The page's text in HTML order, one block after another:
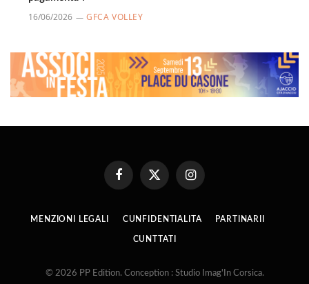
16/06/2026 GFCA VOLLEY
FacebookX
Instagram
MENZIONI LEGALI CUNFIDENTIALITA PARTINARII
CUNTTATI
© 2026 PP Edition. Conception : Studio Imag'In Corsica.